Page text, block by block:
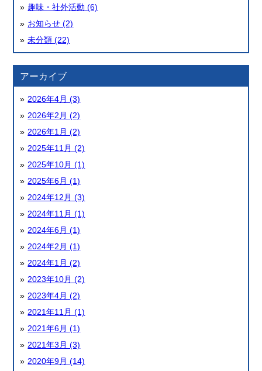
趣味・社外活動 (6)
お知らせ (2)
未分類 (22)
アーカイブ
2026年4月 (3)
2026年2月 (2)
2026年1月 (2)
2025年11月 (2)
2025年10月 (1)
2025年6月 (1)
2024年12月 (3)
2024年11月 (1)
2024年6月 (1)
2024年2月 (1)
2024年1月 (2)
2023年10月 (2)
2023年4月 (2)
2021年11月 (1)
2021年6月 (1)
2021年3月 (3)
2020年9月 (14)